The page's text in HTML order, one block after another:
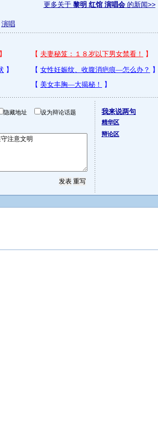
更多关于 黎明 红馆 演唱会的新闻>>
演唱
隐藏地址 设为辩论话题 我来说两句
精华区
辩论区